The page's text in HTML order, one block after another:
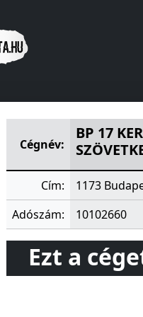
BP 17 KER
Cégnév:
BP 17
Cím:
1173
Adószám:
10102660
Ezt a